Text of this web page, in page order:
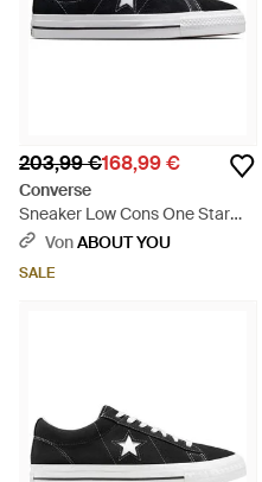
203,99 €168,99 €
Converse
Sneaker Low Cons One Star
Pro Suede - Schwarz
VonABOUT YOU
SALE